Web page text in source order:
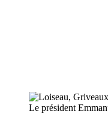
Le président